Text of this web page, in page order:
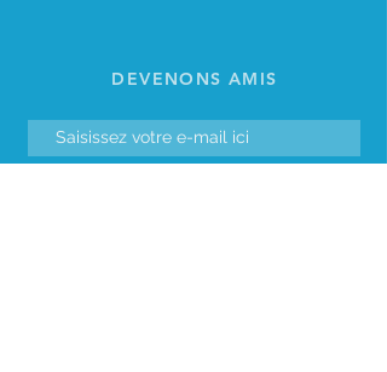
DEVENONS AMIS